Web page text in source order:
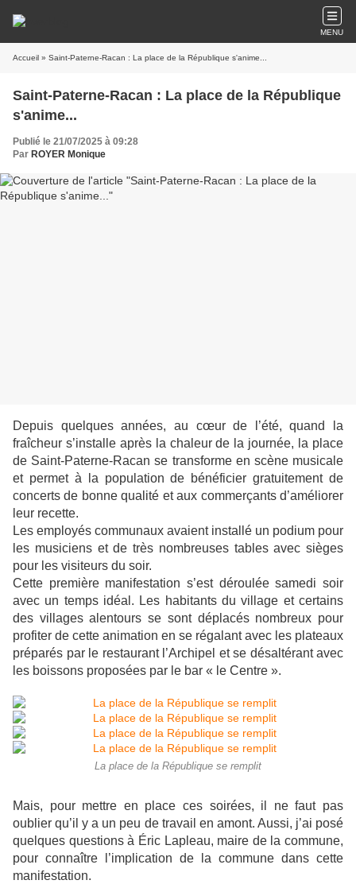
MENU
Accueil » Saint-Paterne-Racan : La place de la République s'anime...
Saint-Paterne-Racan : La place de la République
s'anime...
Publié le 21/07/2025 à 09:28
Par ROYER Monique
Depuis quelques années, au cœur de l’été, quand la
fraîcheur s’installe après la chaleur de la journée, la place
de Saint-Paterne-Racan se transforme en scène musicale
et permet à la population de bénéficier gratuitement de
concerts de bonne qualité et aux commerçants d’améliorer
leur recette.
Les employés communaux avaient installé un podium pour
les musiciens et de très nombreuses tables avec sièges
pour les visiteurs du soir.
Cette première manifestation s’est déroulée samedi soir
avec un temps idéal. Les habitants du village et certains
des villages alentours se sont déplacés nombreux pour
profiter de cette animation en se régalant avec les plateaux
préparés par le restaurant l’Archipel et se désaltérant avec
les boissons proposées par le bar « le Centre ».
La place de la République se remplit
Mais, pour mettre en place ces soirées, il ne faut pas
oublier qu’il y a un peu de travail en amont. Aussi, j’ai posé
quelques questions à Éric Lapleau, maire de la commune,
pour connaître l’implication de la commune dans cette
manifestation.